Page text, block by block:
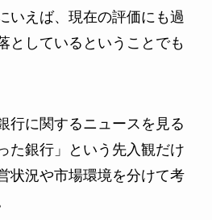
いえば、現在の評価にも過
としているということでも
行に関するニュースを見る
た銀行」という先入観だけ
状況や市場環境を分けて考